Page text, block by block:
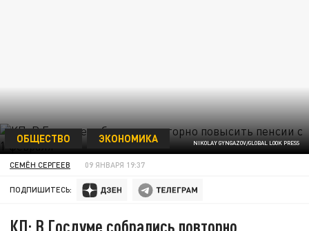
NIKOLAY GYNGAZOV/GLOBAL LOOK PRESS
ОБЩЕСТВО ЭКОНОМИКА
СЕМЁН СЕРГЕЕВ 09 ЯНВАРЯ 19:37
ПОДПИШИТЕСЬ:
КП: В Госдуме собрались повторно